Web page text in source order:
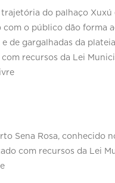
do palhaço Xuxú
o público dão forma
de gargalhadas da
recursos da Lei
Sena Rosa, conhecido
com recursos da Lei